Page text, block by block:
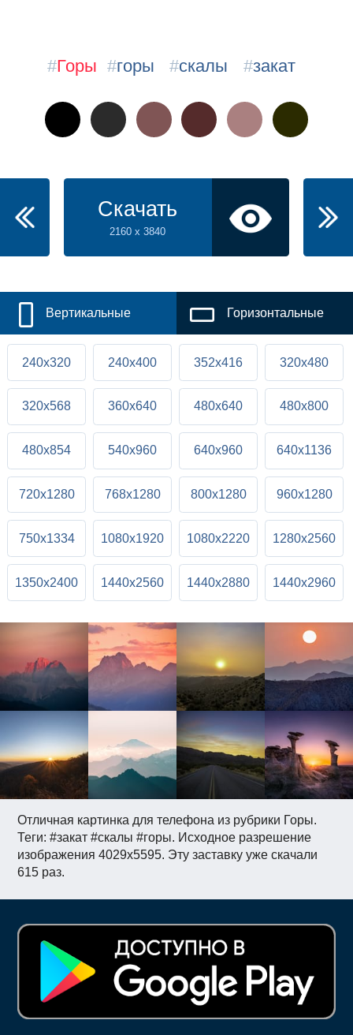
Отличная картинка для телефона из рубрики Горы.
Теги: #закат #скалы #горы. Исходное разрешение
изображения 4029x5595. Эту заставку уже скачали
615 раз.
#Горы #горы #скалы #закат
Скачать
2160 x 3840
Вертикальные Горизонтальные
240x320 240x400 352x416 320x480
320x568 360x640 480x640 480x800
480x854 540x960 640x960 640x1136
720x1280 768x1280 800x1280 960x1280
750x1334 1080x1920 1080x2220 1280x2560
1350x2400 1440x2560 1440x2880 1440x2960